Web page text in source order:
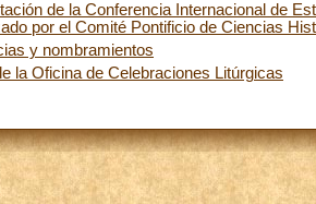
de la Conferencia Internacional de
por el Comité Pontificio de Ciencias
y nombramientos
la Oficina de Celebraciones Litúrgicas